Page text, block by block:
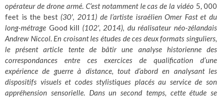
opérateur de drone armé. C’est notamment le cas de la vidéo 5, 000
feet is the best(30′, 2011) de l’artiste israélien Omer Fast et du
long-métrage Good kill (102′, 2014), du réalisateur néo-zélandais
Andrew Niccol. En croisant les études de ces deux formats singuliers,
le présent article tente de bâtir une analyse historienne des
correspondances entre ces exercices de qualification d’une
expérience de guerre à distance, tout d’abord en analysant les
dispositifs visuels et codes stylistiques placés au service de son
appréhension sensorielle. Dans un second temps, cette étude se